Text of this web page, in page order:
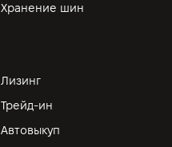
Хранение шин
Лизинг
Трейд-ин
Автовыкуп